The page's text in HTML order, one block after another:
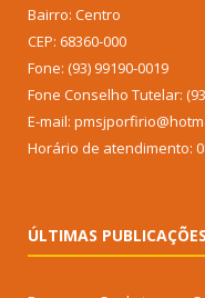
Bairro: Centro
CEP: 68360-000
Fone: (93) 99190-0019
Fone Conselho Tutelar:
E-mail:
Horário de atendimento:
ÚLTIMAS PUBLICAÇÕES